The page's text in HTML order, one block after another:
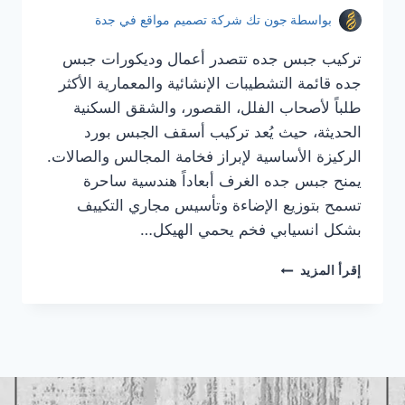
بواسطة جون تك شركة تصميم مواقع في جدة
تركيب جبس جده تتصدر أعمال وديكورات جبس
جده قائمة التشطيبات الإنشائية والمعمارية الأكثر
طلباً لأصحاب الفلل، القصور، والشقق السكنية
الحديثة، حيث يُعد تركيب أسقف الجبس بورد
الركيزة الأساسية لإبراز فخامة المجالس والصالات.
يمنح جبس جده الغرف أبعاداً هندسية ساحرة
تسمح بتوزيع الإضاءة وتأسيس مجاري التكييف
بشكل انسيابي فخم يحمي الهيكل…
إقرأ المزيد تركيب
جده
|